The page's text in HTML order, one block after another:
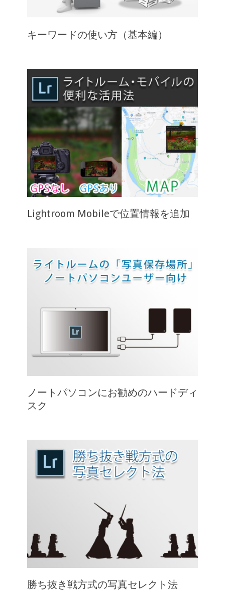
キーワードの使い方（基本編）
Lightroom Mobileで位置情報を追加
ノートパソコンにお勧めのハードディ
スク
勝ち抜き戦方式の写真セレクト法